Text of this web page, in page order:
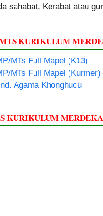
sahabat, Kerabat atau
KURIKULUM
MTs Full Mapel (K13)
MTs Full Mapel (Kurmer)
Agama Khonghucu
KURIKULUM MERDEKA